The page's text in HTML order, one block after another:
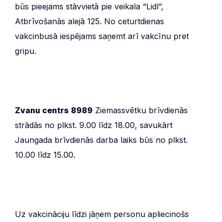
būs pieejams stāvvietā pie veikala “Lidl”,
Atbrīvošanās alejā 125. No ceturtdienas
vakcinbusā iespējams saņemt arī vakcīnu pret
gripu.
Zvanu centrs 8989 Ziemassvētku brīvdienās
strādās no plkst. 9.00 līdz 18.00, savukārt
Jaungada brīvdienās darba laiks būs no plkst.
10.00 līdz 15.00.
Uz vakcināciju līdzi jāņem personu apliecinošs